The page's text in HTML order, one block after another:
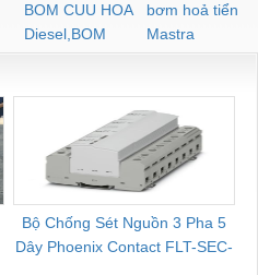
BOM CUU HOA
Diesel,BOM
CHUA CHAY
bơm hoả tiển
Mastra
Bộ Chống Sét Nguồn 3 Pha 5
Dây Phoenix Contact FLT-SEC-